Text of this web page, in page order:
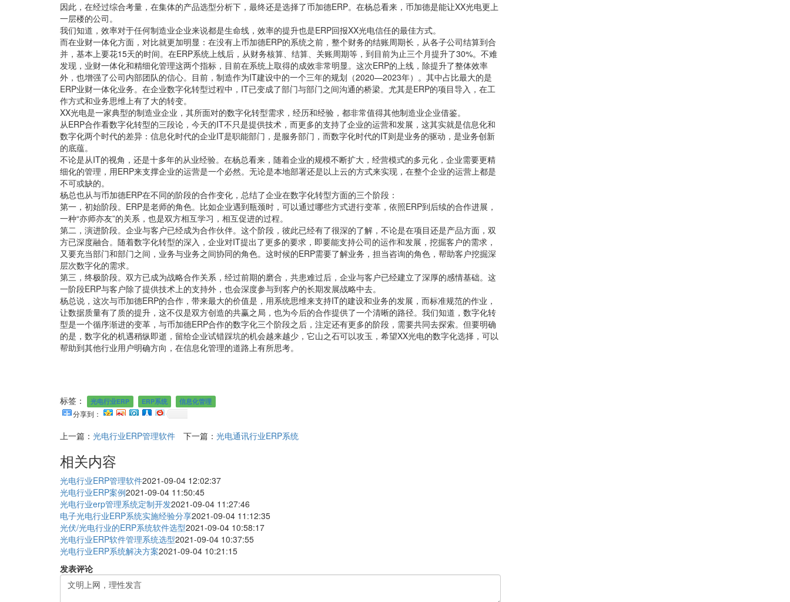
因此，在经过综合考量，在集体的产品选型分析下，最终还是选择了币加德ERP。在杨总看来，币加德是能让XX光电更上
一层楼的公司。
我们知道，效率对于任何制造业企业来说都是生命线，效率的提升也是ERP回报XX光电信任的最佳方式。
而在业财一体化方面，对比就更加明显：在没有上币加德ERP的系统之前，整个财务的结账周期长，从各子公司结算到合
并，基本上要花15天的时间。在ERP系统上线后，从财务核算、结算、关账周期等，到目前为止三个月提升了30%。不难
发现，业财一体化和精细化管理这两个指标，目前在系统上取得的成效非常明显。这次ERP的上线，除提升了整体效率
外，也增强了公司内部团队的信心。目前，制造作为IT建设中的一个三年的规划（2020—2023年）。其中占比最大的是
ERP业财一体化业务。在企业数字化转型过程中，IT已变成了部门与部门之间沟通的桥梁。尤其是ERP的项目导入，在工
作方式和业务思维上有了大的转变。
XX光电是一家典型的制造业企业，其所面对的数字化转型需求，经历和经验，都非常值得其他制造业企业借鉴。
从ERP合作看数字化转型的三段论，今天的IT不只是提供技术，而更多的支持了企业的运营和发展，这其实就是信息化和
数字化两个时代的差异：信息化时代的企业IT是职能部门，是服务部门，而数字化时代的IT则是业务的驱动，是业务创新
的底蕴。
不论是从IT的视角，还是十多年的从业经验。在杨总看来，随着企业的规模不断扩大，经营模式的多元化，企业需要更精
细化的管理，用ERP来支撑企业的运营是一个必然。无论是本地部署还是以上云的方式来实现，在整个企业的运营上都是
不可或缺的。
杨总也从与币加德ERP在不同的阶段的合作变化，总结了企业在数字化转型方面的三个阶段：
第一，初始阶段。ERP是老师的角色。比如企业遇到瓶颈时，可以通过哪些方式进行变革，依照ERP到后续的合作进展，
一种“亦师亦友”的关系，也是双方相互学习，相互促进的过程。
第二，演进阶段。企业与客户已经成为合作伙伴。这个阶段，彼此已经有了很深的了解，不论是在项目还是产品方面，双
方已深度融合。随着数字化转型的深入，企业对IT提出了更多的要求，即要能支持公司的运作和发展，挖掘客户的需求，
又要充当部门和部门之间，业务与业务之间协同的角色。这时候的ERP需要了解业务，担当咨询的角色，帮助客户挖掘深
层次数字化的需求。
第三，终极阶段。双方已成为战略合作关系，经过前期的磨合，共患难过后，企业与客户已经建立了深厚的感情基础。这
一阶段ERP与客户除了提供技术上的支持外，也会深度参与到客户的长期发展战略中去。
杨总说，这次与币加德ERP的合作，带来最大的价值是，用系统思维来支持IT的建设和业务的发展，而标准规范的作业，
让数据质量有了质的提升，这不仅是双方创造的共赢之局，也为今后的合作提供了一个清晰的路径。我们知道，数字化转
型是一个循序渐进的变革，与币加德ERP合作的数字化三个阶段之后，注定还有更多的阶段，需要共同去探索。但要明确
的是，数字化的机遇稍纵即逝，留给企业试错踩坑的机会越来越少，它山之石可以攻玉，希望XX光电的数字化选择，可以
帮助到其他行业用户明确方向，在信息化管理的道路上有所思考。
标签： 光电行业ERP ERP系统 信息化管理
分享到：
上一篇： 光电行业ERP管理软件 下一篇： 光电通讯行业ERP系统
相关内容
光电行业ERP管理软件2021-09-04 12:02:37
光电行业ERP案例2021-09-04 11:50:45
光电行业erp管理系统定制开发2021-09-04 11:27:46
电子光电行业ERP系统实施经验分享2021-09-04 11:12:35
光伏/光电行业的ERP系统软件选型2021-09-04 10:58:17
光电行业ERP软件管理系统选型2021-09-04 10:37:55
光电行业ERP系统解决方案2021-09-04 10:21:15
发表评论